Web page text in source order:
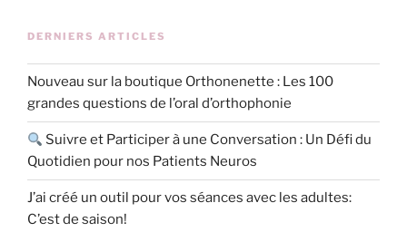
DERNIERS ARTICLES
Nouveau sur la boutique Orthonenette : Les 100
grandes questions de l’oral d’orthophonie
Suivre et Participer à une Conversation : Un Défi du
Quotidien pour nos Patients Neuros
J’ai créé un outil pour vos séances avec les adultes:
C’est de saison!